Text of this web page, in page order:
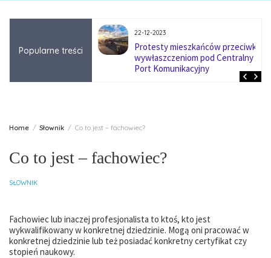
Popularne treści
się na zmianę
w firmach
22-12-2023
Protesty mieszkańców przeciwko
wywłaszczeniom pod Centralny
Port Komunikacyjny
Home Słownik Co to jest – fachowiec?
Co to jest – fachowiec?
SŁOWNIK
Fachowiec lub inaczej profesjonalista to ktoś, kto jest
wykwalifikowany w konkretnej dziedzinie. Mogą oni pracować w
konkretnej dziedzinie lub też posiadać konkretny certyfikat czy
stopień naukowy.